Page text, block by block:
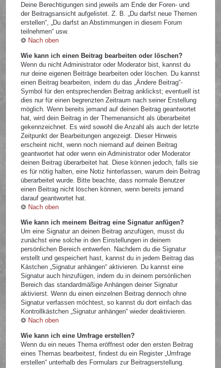
Deine Berechtigungen sind jeweils am Ende der Foren- und
der Beitragsansicht aufgelistet. Z. B. „Du darfst neue Themen
erstellen“, „Du darfst an Abstimmungen in diesem Forum
teilnehmen“ usw.
Nach oben
Wie kann ich einen Beitrag bearbeiten oder löschen?
Wenn du nicht Administrator oder Moderator bist, kannst du
nur deine eigenen Beiträge bearbeiten oder löschen. Du kannst
einen Beitrag bearbeiten, indem du das „Ändere Beitrag“-
Symbol für den entsprechenden Beitrag anklickst; eventuell ist
dies nur für einen begrenzten Zeitraum nach seiner Erstellung
möglich. Wenn bereits jemand auf deinen Beitrag geantwortet
hat, wird dein Beitrag in der Themenansicht als überarbeitet
gekennzeichnet. Es wird sowohl die Anzahl als auch der letzte
Zeitpunkt der Bearbeitungen angezeigt. Dieser Hinweis
erscheint nicht, wenn noch niemand auf deinen Beitrag
geantwortet hat oder wenn ein Administrator oder Moderator
deinen Beitrag überarbeitet hat. Diese können jedoch, falls sie
es für nötig halten, eine Notiz hinterlassen, warum dein Beitrag
überarbeitet wurde. Bitte beachte, dass normale Benutzer
einen Beitrag nicht löschen können, wenn bereits jemand
darauf geantwortet hat.
Nach oben
Wie kann ich meinem Beitrag eine Signatur anfügen?
Um eine Signatur an deinen Beitrag anzufügen, musst du
zunächst eine solche in den Einstellungen in deinem
persönlichen Bereich entwerfen. Nachdem du die Signatur
erstellt und gespeichert hast, kannst du in jedem Beitrag das
Kästchen „Signatur anhängen“ aktivieren. Du kannst eine
Signatur auch hinzufügen, indem du in deinem persönlichen
Bereich das standardmäßige Anhängen deiner Signatur
aktivierst. Wenn du einen einzelnen Beitrag dennoch ohne
Signatur verfassen möchtest, so kannst du dort einfach das
Kontrollkästchen „Signatur anhängen“ wieder deaktivieren.
Nach oben
Wie kann ich eine Umfrage erstellen?
Wenn du ein neues Thema eröffnest oder den ersten Beitrag
eines Themas bearbeitest, findest du ein Register „Umfrage
erstellen“ unterhalb des Formulars zur Beitragserstellung.